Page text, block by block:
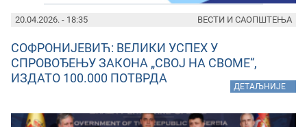
20.04.2026. - 18:35
СОФРОНИЈЕВИЋ: ВЕЛИКИ УСПЕХ У
СПРОВОЂЕЊУ ЗАКОНА „СВОЈ НА СВОМЕ“,
ИЗДАТО 100.000 ПОТВРДА
ДЕТАЉНИЈЕ
ВЕСТИ И САОПШТЕЊА